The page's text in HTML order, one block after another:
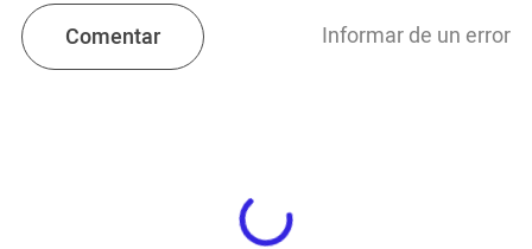
Comentar Informar de un error